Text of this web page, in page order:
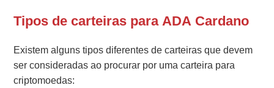
Tipos de carteiras para ADA Cardano
Existem alguns tipos diferentes de carteiras que devem
ser consideradas ao procurar por uma carteira para
criptomoedas: